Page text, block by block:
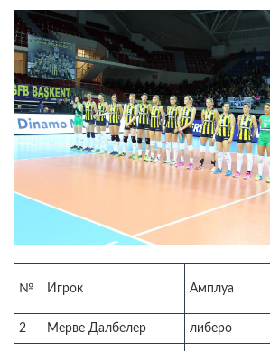
№ Игрок Амплуа
2 Мерве Далбелер либеро